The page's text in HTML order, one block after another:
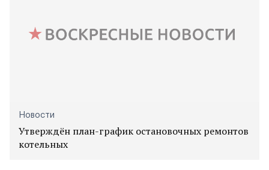
Новости
Утверждён план-график остановочных ремонтов
котельных